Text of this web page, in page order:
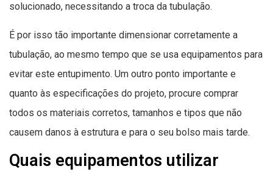
solucionado, necessitando a troca da tubulação.
É por isso tão importante dimensionar corretamente a
tubulação, ao mesmo tempo que se usa equipamentos para
evitar este entupimento. Um outro ponto importante e
quanto às especificações do projeto, procure comprar
todos os materiais corretos, tamanhos e tipos que não
causem danos à estrutura e para o seu bolso mais tarde.
Quais equipamentos utilizar